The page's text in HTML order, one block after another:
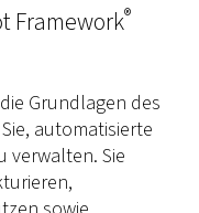
Framework®
Grundlagen des
automatisierte
verwalten. Sie